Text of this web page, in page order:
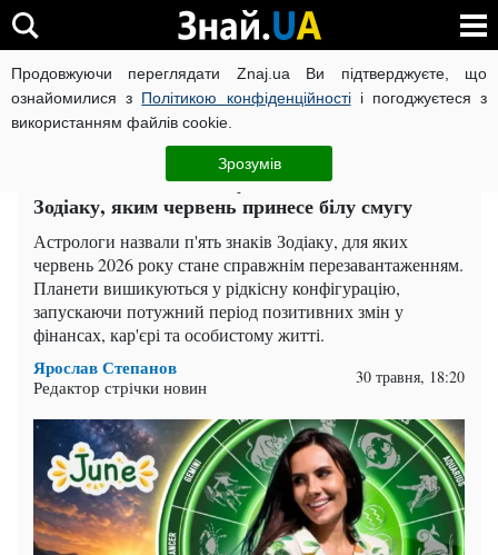
Продовжуючи переглядати Znaj.ua Ви підтверджуєте, що
ознайомилися з Політикою конфіденційностіі погоджуєтеся з
використанням файлів cookie.
Зрозумів
ВІЙНА РОСІЇ ПРОТИ УКРАЇНИ КОРОНАВІРУС В УКРАЇНІ
Суспільство ЧИТАТЬ НА РУССКОМ
Всесвіт натисне кнопку "оновити": 5 знаків
Зодіаку, яким червень принесе білу смугу
Астрологи назвали п'ять знаків Зодіаку, для яких
червень 2026 року стане справжнім перезавантаженням.
Планети вишикуються у рідкісну конфігурацію,
запускаючи потужний період позитивних змін у
фінансах, кар'єрі та особистому житті.
Ярослав Степанов
Редактор стрічки новин 30 травня, 18:20